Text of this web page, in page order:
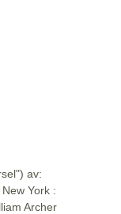
av:
York :
Archer